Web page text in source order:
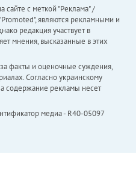
сайте с меткой "Реклама" /
являются рекламными и
редакция участвует в
мнения, высказанные в этих
факты и оценочные суждения,
Согласно украинскому
содержание рекламы несет
медиа - R40-05097